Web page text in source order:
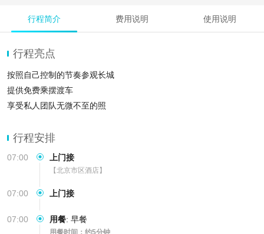
行程简介 费用说明 使用说明
行程亮点
按照自己控制的节奏参观长城
提供免费乘摆渡车
享受私人团队无微不至的照
行程安排
07:00 上门接
【北京市区酒店】
07:00 上门接
07:00 用餐: 早餐
用餐时间：约5分钟